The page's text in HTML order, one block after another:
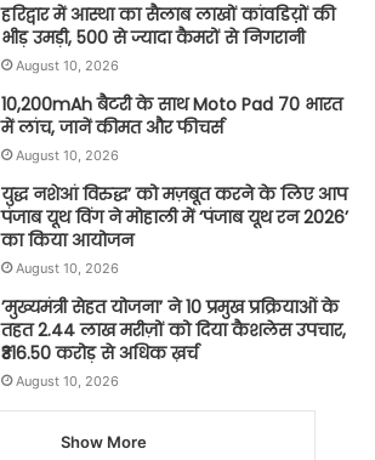
हरिद्वार में आस्था का सैलाब लाखों कांवडिय़ों की
भीड़ उमड़ी, 500 से ज्यादा कैमरों से निगरानी
August 10, 2026
10,200mAh बैटरी के साथ Moto Pad 70 भारत
में लांच, जानें कीमत और फीचर्स
August 10, 2026
युद्ध नशेआं विरुद्ध’ को मज़बूत करने के लिए आप
पंजाब यूथ विंग ने मोहाली में ‘पंजाब यूथ रन 2026’
का किया आयोजन
August 10, 2026
’मुख्यमंत्री सेहत योजना’ ने 10 प्रमुख प्रक्रियाओं के
तहत 2.44 लाख मरीज़ों को दिया कैशलेस उपचार,
₹316.50 करोड़ से अधिक ख़र्च
August 10, 2026
Show More